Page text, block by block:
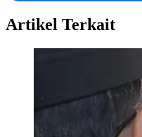
Artikel Terkait